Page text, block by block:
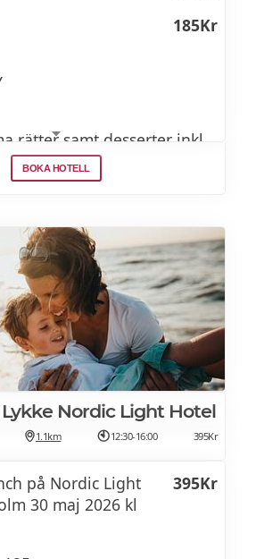
(L G)
med jordgubb (L)
Ä)
VR)
(VA)
185Kr
rätter samt desserter inkl.
BOKA HOTELL
Nordic Light Hotel
1.1km 12:30-16:00 395Kr
på Nordic Light
30 maj 2026 kl
395Kr